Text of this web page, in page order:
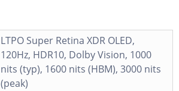
LTPO Super Retina XDR OLED,
120Hz, HDR10, Dolby Vision, 1000
nits (typ), 1600 nits (HBM), 3000 nits
(peak)